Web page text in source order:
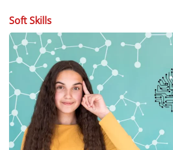
Soft Skills